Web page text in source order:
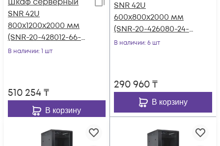
SNR 42U
800x1200x2000 мм
(SNR-20-428012-66-
100)
В наличии: 1 шт
510 254₸
В корзину
SNR 42U
600x800x2000 мм
(SNR-20-426080-24-
100)
В наличии: 6 шт
290 960₸
В корзину